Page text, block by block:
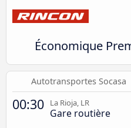
Économique
Autotransportes Socasa
00:30 La Rioja, LR
Gare routière